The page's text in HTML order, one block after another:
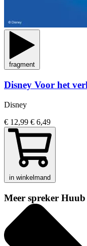
fragment
Disney Voor het
Disney
€ 12,99 € 6,49
in winkelmand
Meer spreker